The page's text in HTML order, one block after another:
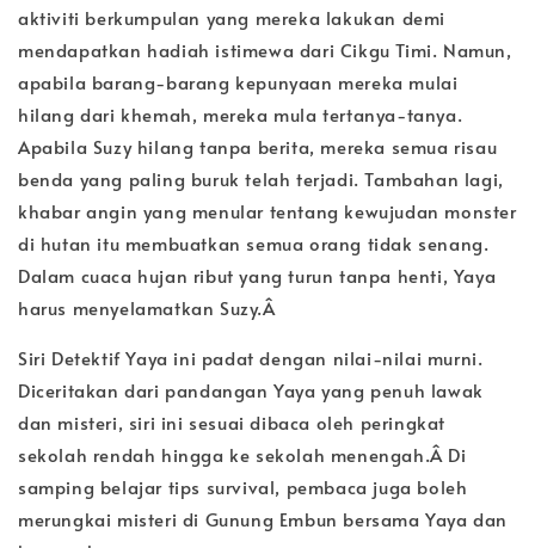
aktiviti berkumpulan yang mereka lakukan demi
mendapatkan hadiah istimewa dari Cikgu Timi. Namun,
apabila barang-barang kepunyaan mereka mulai
hilang dari khemah, mereka mula tertanya-tanya.
Apabila Suzy hilang tanpa berita, mereka semua risau
benda yang paling buruk telah terjadi. Tambahan lagi,
khabar angin yang menular tentang kewujudan monster
di hutan itu membuatkan semua orang tidak senang.
Dalam cuaca hujan ribut yang turun tanpa henti, Yaya
harus menyelamatkan Suzy.Â
Siri Detektif Yaya ini padat dengan nilai-nilai murni.
Diceritakan dari pandangan Yaya yang penuh lawak
dan misteri, siri ini sesuai dibaca oleh peringkat
sekolah rendah hingga ke sekolah menengah.Â Di
samping belajar tips survival, pembaca juga boleh
merungkai misteri di Gunung Embun bersama Yaya dan